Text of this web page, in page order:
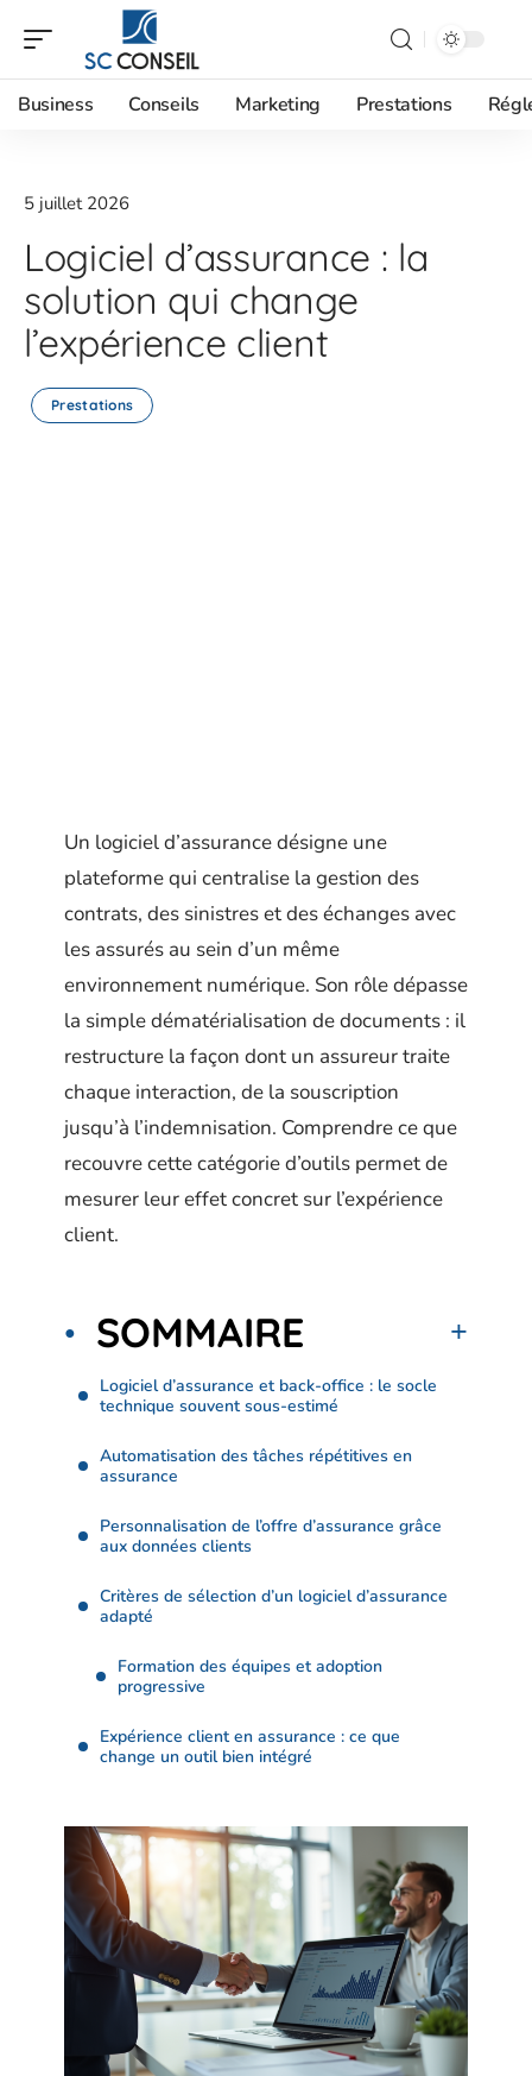
Business Conseils Marketing Prestations
5 juillet 2026
Logiciel d’assurance : la
solution qui change
l’expérience client
Prestations
Un logiciel d’assurance désigne une
plateforme qui centralise la gestion des
contrats, des sinistres et des échanges avec
les assurés au sein d’un même
environnement numérique. Son rôle dépasse
la simple dématérialisation de documents : il
restructure la façon dont un assureur traite
chaque interaction, de la souscription
jusqu’à l’indemnisation. Comprendre ce que
recouvre cette catégorie d’outils permet de
mesurer leur effet concret sur l’expérience
client.
SOMMAIRE
Logiciel d’assurance et back-office : le socle
technique souvent sous-estimé
Automatisation des tâches répétitives en
assurance
Personnalisation de l’offre d’assurance grâce
aux données clients
Critères de sélection d’un logiciel d’assurance
adapté
Formation des équipes et adoption
progressive
Expérience client en assurance : ce que
change un outil bien intégré